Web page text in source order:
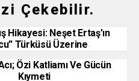
Çekebilir.
Hikayesi: Neşet Ertaş’ın
Türküsü Üzerine
Özi Katliamı Ve Gücün
Kıymeti